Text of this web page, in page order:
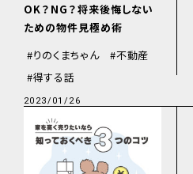
OK？NG？将来後悔しない
ための物件見極め術
りのくまちゃん
不動産
得する話
2023/01/26